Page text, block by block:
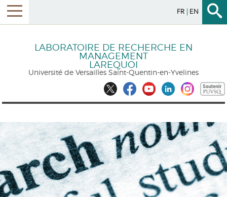
FR EN
LABORATOIRE DE RECHERCHE EN
MANAGEMENT
LAREQUOI
Université de Versailles Saint-Quentin-en-Yvelines